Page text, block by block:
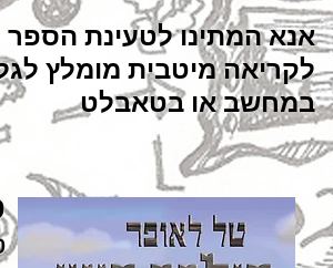
אנא המתינו לטעינת הספר
לקריאה מיטבית מומלץ
במחשב או בטאבלט